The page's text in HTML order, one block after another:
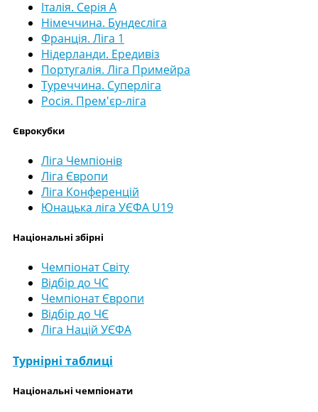
Італія. Серія А
Німеччина. Бундесліга
Франція. Ліга 1
Нідерланди. Ередивіз
Португалія. Ліга Примейра
Туреччина. Суперліга
Росія. Прем'єр-ліга
Єврокубки
Ліга Чемпіонів
Ліга Європи
Ліга Конференцій
Юнацька ліга УЄФА U19
Національні збірні
Чемпіонат Світу
Відбір до ЧС
Чемпіонат Європи
Відбір до ЧЄ
Ліга Націй УЄФА
Турнірні таблиці
Національні чемпіонати